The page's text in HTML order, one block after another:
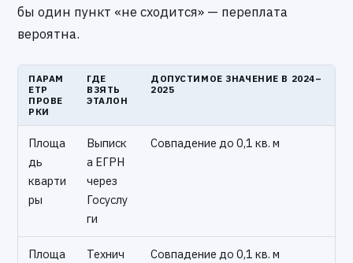
бы один пункт «не сходится» — переплата
вероятна.
ПАРАМ
ЕТР
ПРОВЕ
РКИ
ГДЕ
ВЗЯТЬ
ЭТАЛОН
ДОПУСТИМОЕ ЗНАЧЕНИЕ В 2024–
2025
Площа
дь
кварти
ры
Выписк
а ЕГРН
через
Госуслу
ги
Совпадение до 0,1 кв. м
Площа
Технич
Совпадение до 0,1 кв. м